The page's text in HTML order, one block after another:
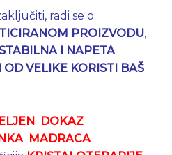
radi se o
PROIZVODU,
I NAPETA
VELIKE KORISTI BAŠ
DOKAZ
MADRACA